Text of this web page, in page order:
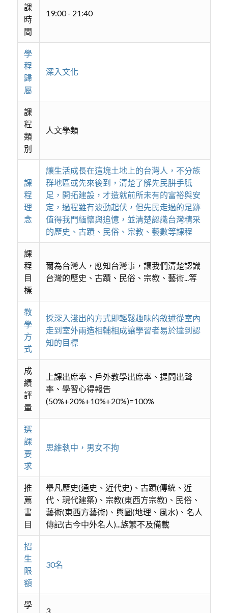
課
時
間
19:00 - 21:40
學
程
歸
屬
深入文化
課
程
類
別
人文學類
課
程
理
念
讓⽣活成⻑在這塊⼟地上的台灣⼈，不分族
群地區或先來後到，清楚了解先⺠胼⼿胝
⾜，開拓建設，才造就前所未有的富裕與安
定，過程雖有波動起伏，但先民走過的足跡
值得我門緬懷與追憶，並清楚認識台灣精采
的歷史、古蹟、民俗、宗教、藝數等課程
課
程
目
標
爾為台灣⼈，應知台灣事，讓我們清楚認識
台灣的歷史、古蹟、⺠俗、宗教、藝術...等
教
學
方
式
採深入淺出的方式即輕鬆趣味的敘述從室內
走到室外兩造相輔相成讓學習者易於達到認
知的目標
成
績
評
量
上課出席率、戶外教學出席率、提問出聲
率、學習心得報告
(50%+20%+10%+20%)=100%
選
課
要
求
思維執中，男女不拘
推
薦
書
目
舉凡歷史(通史、近代史)、古蹟(傳統、近
代、現代建築)、宗教(東⻄⽅宗教)、⺠俗、
藝術(東⻄⽅藝術)、輿圖(地理、風⽔)、名⼈
傳記(古今中外名⼈)...族繁不及備載
招
生
限
額
30名
學
3